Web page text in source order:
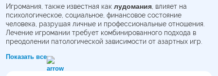
Игромания, также известная как лудомания , влияет на
психологическое, социальное, финансовое состояние
человека, разрушая личные и профессиональные отношения.
Лечение игромании требует комбинированного подхода в
преодолении патологической зависимости от азартных игр.
Аргуне. Анонимная запись по телефону:
Показать все